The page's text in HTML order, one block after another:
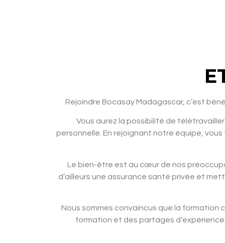
Rejoindre Bocasay Madagascar, c’est
Vous aurez la possibilité de
personnelle. En rejoignant notre équipe,
Le bien-être est au cœur de nos
d’ailleurs une assurance santé privée et
Nous sommes convaincus que la formation
formation et des partages